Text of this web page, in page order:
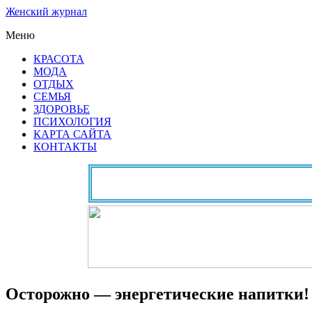
Женский журнал
Меню
КРАСОТА
МОДА
ОТДЫХ
СЕМЬЯ
ЗДОРОВЬЕ
ПСИХОЛОГИЯ
КАРТА САЙТА
КОНТАКТЫ
Осторожно — энергетические напитки!